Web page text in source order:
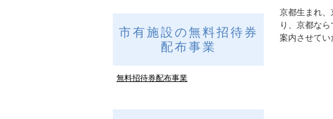
京都生まれ、
り、京都な
案内させてい
市有施設の無料招待券
配布事業
無料招待券配布事業